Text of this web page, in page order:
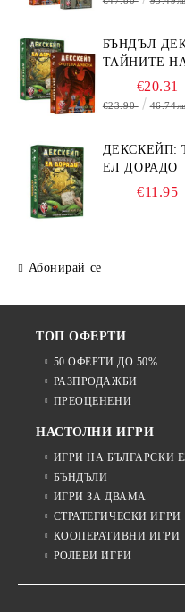
БЪНДЪЛ
ТАЙНИТЕ
ОЧИТЕ НА
€20.31
€23.90
ДЕКСКЕЙП:
ЕЛ ДОРАДО
€11.95
Абонирай се
ТОП ОФЕРТИ
50 ОФЕРТИ ДО 50%
РАЗПРОДАЖБИ
ПРЕОЦЕНЕНИ
НАСТОЛНИ ИГРИ
ИГРИ НА БЪЛГАРСКИ
БЪНДЪЛИ
ИГРИ ЗА ДВАМА
СТРАТЕГИЧЕСКИ ИГРИ
КООПЕРАТИВНИ ИГРИ
РОЛЕВИ ИГРИ